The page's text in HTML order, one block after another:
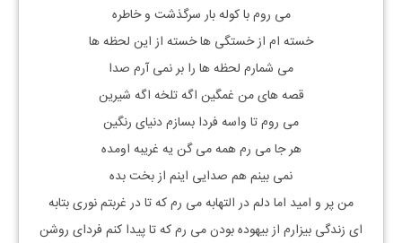
می روم با کوله بار سرگذشت و خاطره
خسته ام از خستگی ها خسته از این لحظه ها
می شمارم لحظه ها را بر نمی آرم صدا
قصه های من غمگین اگه تلخه اگه شیرین
می روم تا واسه فردا بسازم دنیای رنگین
هر جا می رم همه می گن یه غریبه اومده
نمی بینم هم صدایی اینم از بخت بده
من پر و امید اما دلم در التهابه می رم که تا در غربتم نوری بتابه
ای زندگی بیزارم از بیهوده بودن می رم که تا پیدا کنم فردای روشن